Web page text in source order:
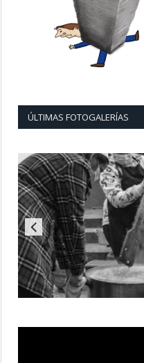
ÚLTIMAS FOTOGALERÍAS